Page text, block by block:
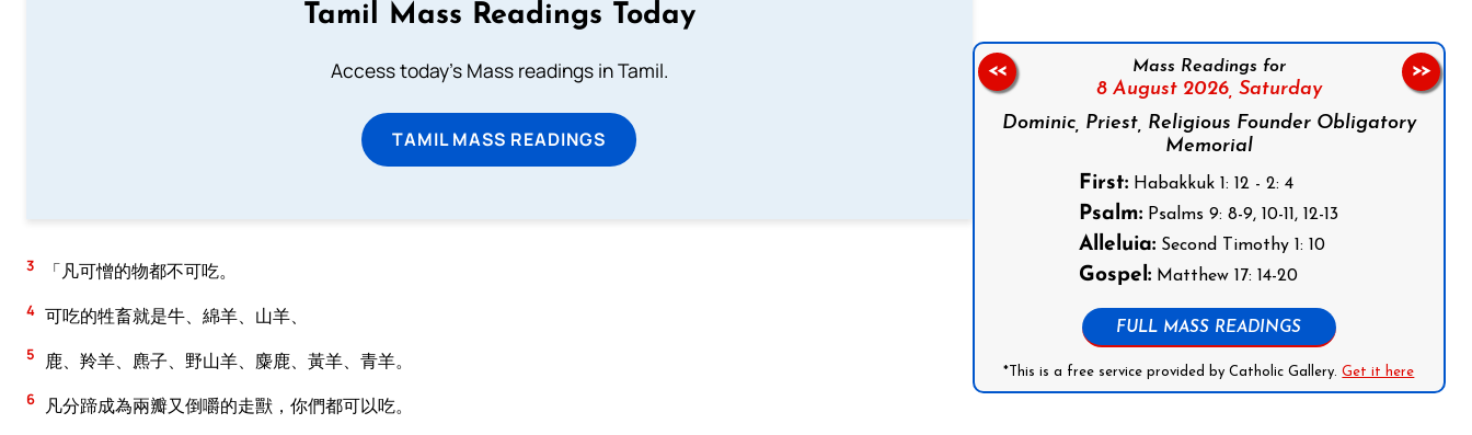
Tamil Mass Readings Today
Access today's Mass readings in Tamil.
TAMIL MASS READINGS
3 「凡可憎的物都不可吃。
4 可吃的牲畜就是牛、綿羊、山羊、
5 鹿、羚羊、麃子、野山羊、麋鹿、黃羊、青羊。
6 凡分蹄成為兩瓣又倒嚼的走獸，你們都可以吃。
Mass Readings for
8 August 2026, Saturday
Dominic, Priest, Religious Founder Obligatory
Memorial
First: Habakkuk 1: 12 - 2: 4
Psalm: Psalms 9: 8-9, 10-11, 12-13
Alleluia: Second Timothy 1: 10
Gospel: Matthew 17: 14-20
FULL MASS READINGS
*This is a free service provided by Catholic Gallery.Get it here
<< >>